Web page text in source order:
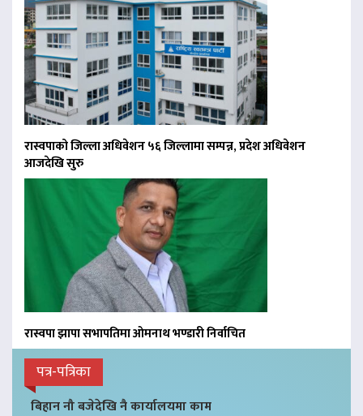
रास्वपाको जिल्ला अधिवेशन ५६ जिल्लामा सम्पन्न, प्रदेश अधिवेशन
आजदेखि सुरु
रास्वपा झापा सभापतिमा ओमनाथ भण्डारी निर्वाचित
पत्र-पत्रिका
बिहान नौ बजेदेखि नै कार्यालयमा काम